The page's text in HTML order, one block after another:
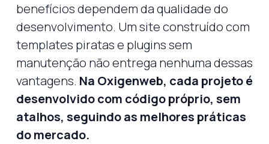
benefícios dependem da qualidade do
desenvolvimento. Um site construído com
templates piratas e plugins sem
manutenção não entrega nenhuma dessas
vantagens. Na Oxigenweb, cada projeto é
desenvolvido com código próprio, sem
atalhos, seguindo as melhores práticas
do mercado.